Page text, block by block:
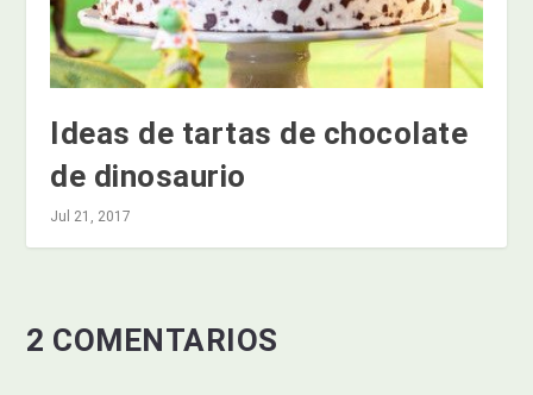
Ideas de tartas de chocolate
de dinosaurio
Jul 21, 2017
2 COMENTARIOS